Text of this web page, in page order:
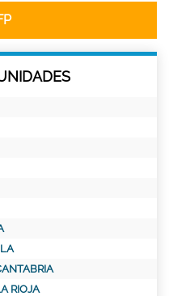
RIOJA